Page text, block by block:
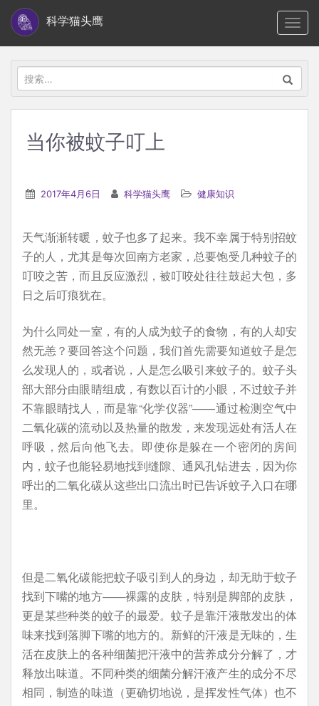
i
科学猫头鹰
搜
索：
当你被蚊子叮上
2017年4月6日 科学猫头鹰 健康知识
天气渐渐转暖，蚊子也多了起来。我不幸属于特别招蚊
子的人，尤其是每次回南方老家，总要饱受几种蚊子的
叮咬之苦，而且反应激烈，被叮咬处往往鼓起大包，多
日之后叮痕犹在。
为什么同处一室，有的人成为蚊子的食物，有的人却安
然无恙？要回答这个问题，我们首先需要知道蚊子是怎
么发现人的，或者说，人是怎么吸引来蚊子的。蚊子头
部大部分由眼睛组成，有数以百计的小眼，不过蚊子并
不靠眼睛找人，而是靠“化学仪器”——通过检测空气中
二氧化碳的流动以及热量的散发，来发现远处有活人在
呼吸，然后向他飞去。即使你是躲在一个密闭的房间
内，蚊子也能轻易地找到缝隙、通风孔钻进去，因为你
呼出的二氧化碳从这些出口流出时已告诉蚊子入口在哪
里。
但是二氧化碳能把蚊子吸引到人的身边，却无助于蚊子
找到下嘴的地方——裸露的皮肤，特别是脚部的皮肤，
更是某些种类的蚊子的最爱。蚊子是靠汗液散发出的体
味来找到落脚下嘴的地方的。新鲜的汗液是无味的，生
活在皮肤上的各种细菌把汗液中的营养成分分解了，才
释放出味道。不同种类的细菌分解汗液产生的成分不尽
相同，制造的味道（更确切地说，是挥发性气体）也不